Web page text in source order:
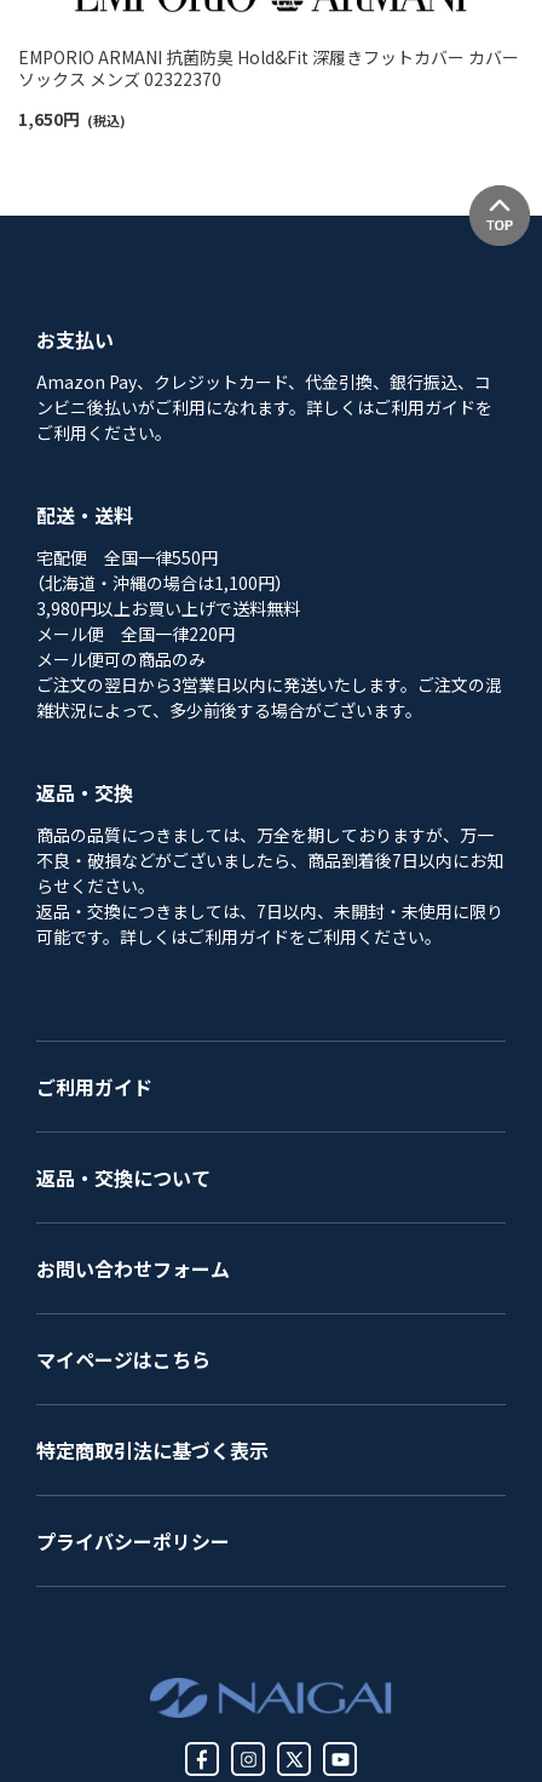
EMPORIO ARMANI 抗菌防臭 Hold&Fit 深履きフットカバー カバー
ソックス メンズ 02322370
1,650円 (税込)
お支払い
Amazon Pay、クレジットカード、代金引換、銀行振込、コ
ンビニ後払いがご利用になれます。詳しくはご利用ガイドを
ご利用ください。
配送・送料
宅配便 全国一律550円
（北海道・沖縄の場合は1,100円）
3,980円以上お買い上げで送料無料
メール便 全国一律220円
メール便可の商品のみ
ご注文の翌日から3営業日以内に発送いたします。ご注文の混
雑状況によって、多少前後する場合がございます。
返品・交換
商品の品質につきましては、万全を期しておりますが、万一
不良・破損などがございましたら、商品到着後7日以内にお知
らせください。
返品・交換につきましては、7日以内、未開封・未使用に限り
可能です。詳しくはご利用ガイドをご利用ください。
ご利用ガイド
返品・交換について
お問い合わせフォーム
マイページはこちら
特定商取引法に基づく表示
プライバシーポリシー